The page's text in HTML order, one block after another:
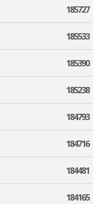
185727
185533
185390
185238
184793
184716
184481
184165